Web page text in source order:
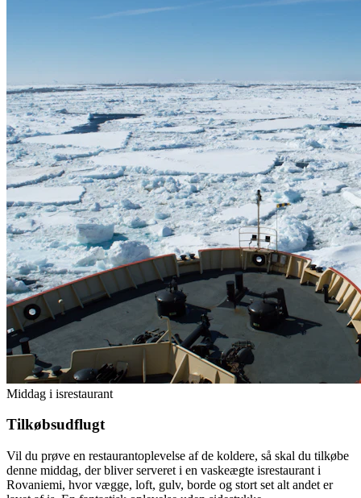
Middag i isrestaurant
Tilkøbsudflugt
Vil du prøve en restaurantoplevelse af de koldere, så skal du tilkøbe
denne middag, der bliver serveret i en vaskeægte isrestaurant i
Rovaniemi, hvor vægge, loft, gulv, borde og stort set alt andet er